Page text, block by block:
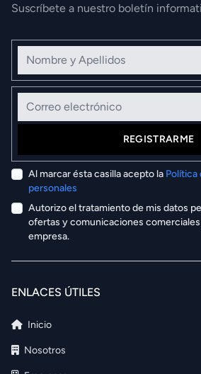
Suscríbete a nuestro boletín
Nombre y Apellidos
Correo electrónico
REGISTRARME
Al marcar ésta casilla acepto la Política
personales
Autorizo el tratamiento de mis datos
ofertas y comunicaciones
empresa.
ENLACES ÚTILES
Inicio
Nosotros